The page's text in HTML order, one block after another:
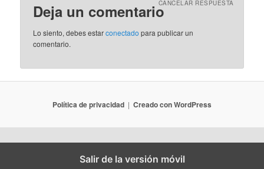
Deja un comentarioCANCELAR RESPUESTA
Lo siento, debes estarconectado para publicar un
comentario.
Política de privacidad Creado con WordPress
Salir de la versión móvil